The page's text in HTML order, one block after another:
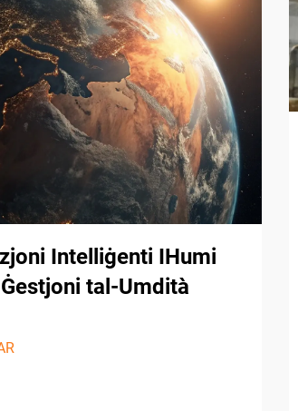
Intelliġenti IHumi
tal-Umdità